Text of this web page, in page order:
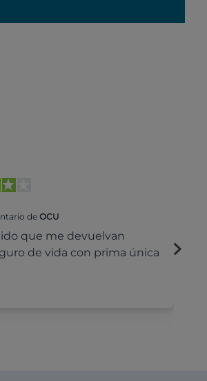
deOCU
que me devuelvan
de vida con prima única